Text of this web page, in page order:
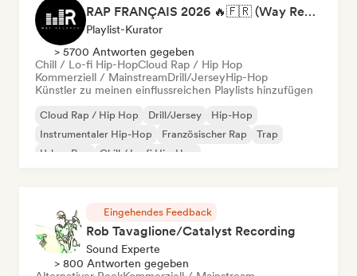
RAP FRANÇAIS 2026 🔥🇫🇷 (Way Records)
Playlist-Kurator
> 5700 Antworten gegeben
Chill / Lo-fi Hip-HopCloud Rap / Hip Hop
Kommerziell / MainstreamDrill/JerseyHip-Hop
Künstler zu meinen einflussreichen Playlists hinzufügen
Cloud Rap / Hip Hop Drill/Jersey
Hip-Hop
Instrumentaler Hip-Hop
Französischer Rap
Trap
Urban Pop
Chill / Lo-fi Hip-Hop
Eingehendes Feedback
Rob Tavaglione/Catalyst Recording
Sound Experte
> 800 Antworten gegeben